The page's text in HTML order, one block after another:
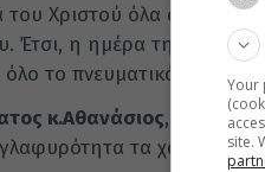
του Χριστού όλα
Έτσι, η ημέρα της
το πνευματικό του
κ.Αθανάσιος, ο οποίος
γλαφυρότητα τα
Your
site.